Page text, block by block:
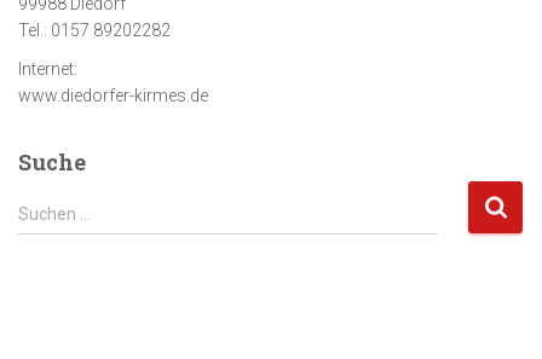
Tel.: 0157 89202282
Internet:
www.diedorfer-kirmes.de
Suche
S
u
Suchen …